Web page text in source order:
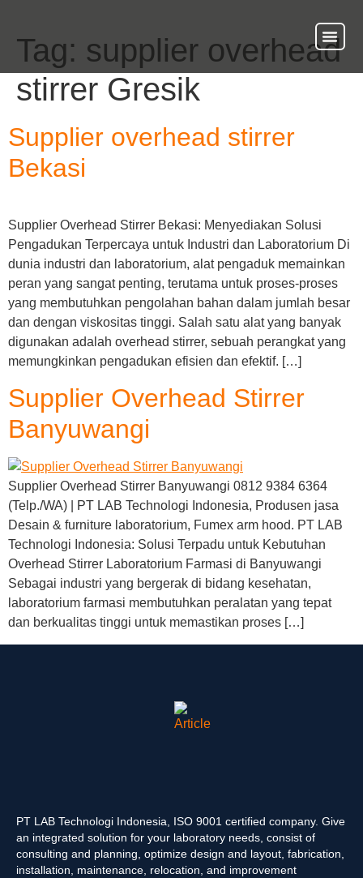
Tag: supplier overhead
stirrer Gresik
Supplier overhead stirrer
Bekasi
Supplier Overhead Stirrer Bekasi: Menyediakan Solusi
Pengadukan Terpercaya untuk Industri dan Laboratorium Di
dunia industri dan laboratorium, alat pengaduk memainkan
peran yang sangat penting, terutama untuk proses-proses
yang membutuhkan pengolahan bahan dalam jumlah besar
dan dengan viskositas tinggi. Salah satu alat yang banyak
digunakan adalah overhead stirrer, sebuah perangkat yang
memungkinkan pengadukan efisien dan efektif. […]
Supplier Overhead Stirrer
Banyuwangi
Supplier Overhead Stirrer Banyuwangi 0812 9384 6364
(Telp./WA) | PT LAB Technologi Indonesia, Produsen jasa
Desain & furniture laboratorium, Fumex arm hood. PT LAB
Technologi Indonesia: Solusi Terpadu untuk Kebutuhan
Overhead Stirrer Laboratorium Farmasi di Banyuwangi
Sebagai industri yang bergerak di bidang kesehatan,
laboratorium farmasi membutuhkan peralatan yang tepat
dan berkualitas tinggi untuk memastikan proses […]
PT LAB Technologi Indonesia, ISO 9001 certified company. Give
an integrated solution for your laboratory needs, consist of
consulting and planning, optimize design and layout, fabrication,
installation, maintenance, relocation, and improvement